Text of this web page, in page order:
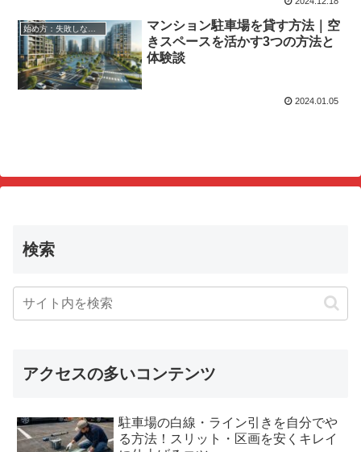
始め方：失敗しない自宅駐車場貸し出し
マンション駐車場を貸す方法｜空
きスペースを活かす3つの方法と
体験談
2024.01.05
検索
アクセスの多いコンテンツ
駐車場の白線・ライン引きを自分でや
る方法！スリット・区画を安くキレイ